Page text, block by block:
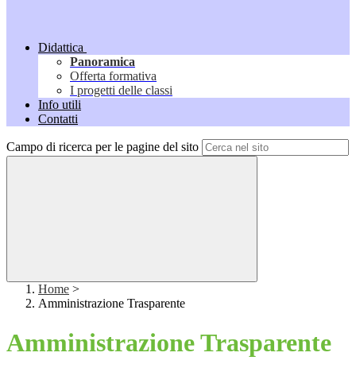
Didattica
Panoramica
Offerta formativa
I progetti delle classi
Info utili
Contatti
Campo di ricerca per le pagine del sito
Home >
Amministrazione Trasparente
Amministrazione Trasparente